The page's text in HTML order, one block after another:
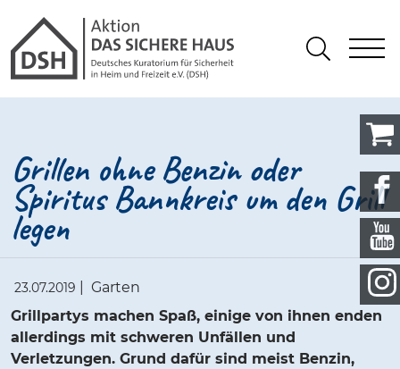
Gathmann Michaelis und
Suchen
Grillen ohne Benzin oder
Spiritus Bannkreis um den Grill
legen
23.07.2019
Garten
Grillpartys machen Spaß, einige von ihnen enden
allerdings mit schweren Unfällen und
Verletzungen. Grund dafür sind meist Benzin,